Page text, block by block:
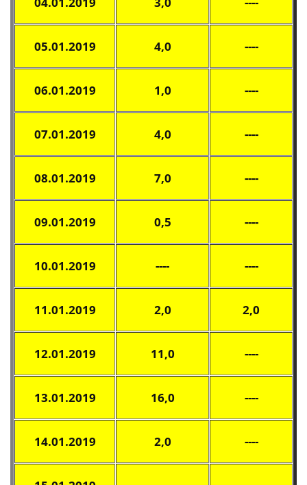
05.01.2019 4,0 ----
06.01.2019 1,0 ----
07.01.2019 4,0 ----
08.01.2019 7,0 ----
09.01.2019 0,5 ----
10.01.2019 ---- ----
11.01.2019 2,0 2,0
12.01.2019 11,0 ----
13.01.2019 16,0 ----
14.01.2019 2,0 ----